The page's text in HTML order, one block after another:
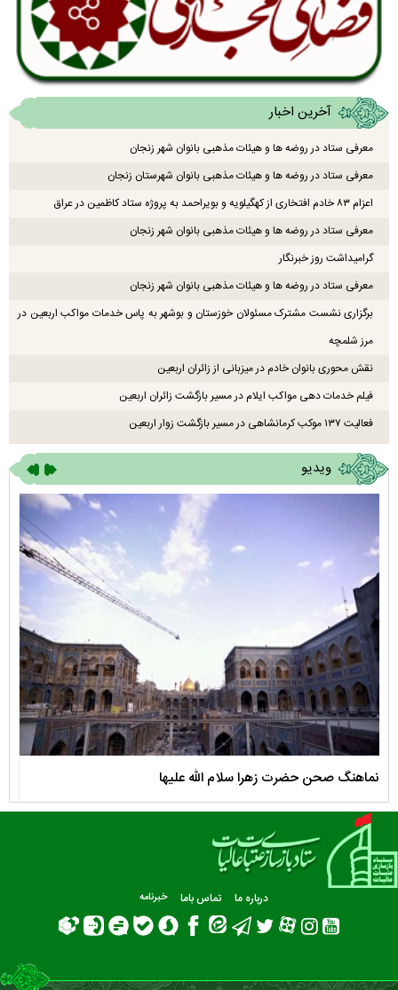
آخرین اخبار
معرفی ستاد در روضه ها و هیئات مذهبی بانوان شهر زنجان
معرفی ستاد در روضه ها و هیئات مذهبی بانوان شهرستان زنجان
اعزام ۸۳ خادم افتخاری از کهگیلویه و بویراحمد به پروژه ستاد کاظمین در عراق
معرفی ستاد در روضه ها و هیئات مذهبی بانوان شهر زنجان
گرامیداشت روز خبرنگار
معرفی ستاد در روضه ها و هیئات مذهبی بانوان شهر زنجان
برگزاری نشست مشترک مسئولان خوزستان و بوشهر به پاس خدمات مواکب اربعین در
مرز شلمچه
نقش محوری بانوان خادم در میزبانی از زائران اربعین
فیلم خدمات دهی مواکب ایلام در مسیر بازگشت زائران اربعین
فعالیت ۱۳۷ موکب کرمانشاهی در مسیر بازگشت زوار اربعین
ویدیو
نماهنگ صحن حضرت زهرا سلام الله علیها
درباره ما تماس باما خبرنامه